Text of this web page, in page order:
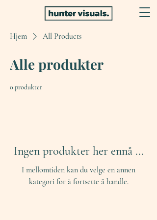
Hjem All Products
Alle produkter
0 produkter
Ingen produkter her ennå ...
I mellomtiden kan du velge en annen
kategori for å fortsette å handle.